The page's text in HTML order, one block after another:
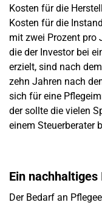
Kosten für die
Kosten für die
mit zwei Prozent pro
die der Investor bei
erzielt, sind nach
zehn Jahren nach
sich für eine
der sollte die vielen
einem Steuerberater
Ein
Der Bedarf an